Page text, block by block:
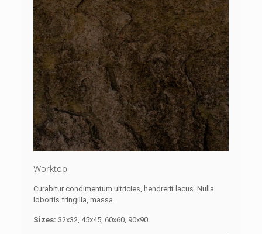
Worktop
Curabitur condimentum ultricies, hendrerit lacus. Nulla
lobortis fringilla, massa.
Sizes: 32x32, 45x45, 60x60, 90x90